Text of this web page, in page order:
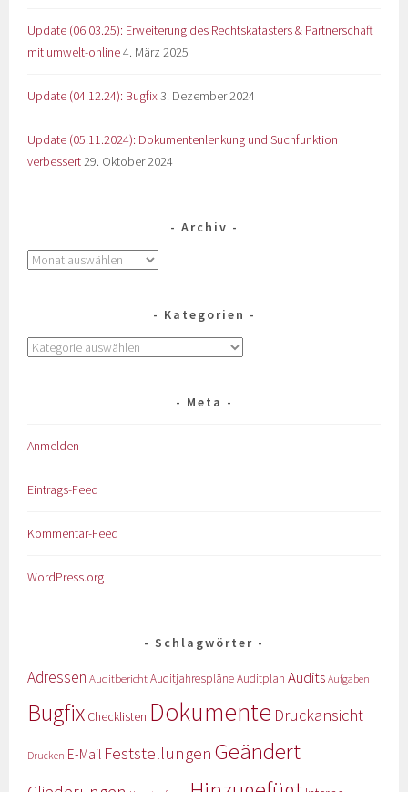
Update (06.03.25): Erweiterung des Rechtskatasters & Partnerschaft
mit umwelt-online4. März 2025
Update (04.12.24): Bugfix3. Dezember 2024
Update (05.11.2024): Dokumentenlenkung und Suchfunktion
verbessert29. Oktober 2024
Archiv
Kategorien
Meta
Anmelden
Eintrags-Feed
Kommentar-Feed
WordPress.org
Schlagwörter
Adressen AuditberichtAuditjahrespläneAuditplan Audits Aufgaben
Bugfix Checklisten Dokumente Druckansicht
Drucken E-Mail Feststellungen Geändert